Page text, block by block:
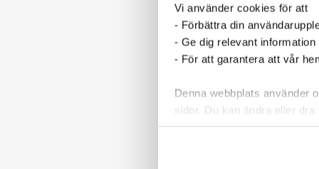
Vi använder cookies för att
- Förbättra din
- Ge dig relevant information
- För att garantera att vår
Denna webbplats använder
sidor. Du kan ändra eller